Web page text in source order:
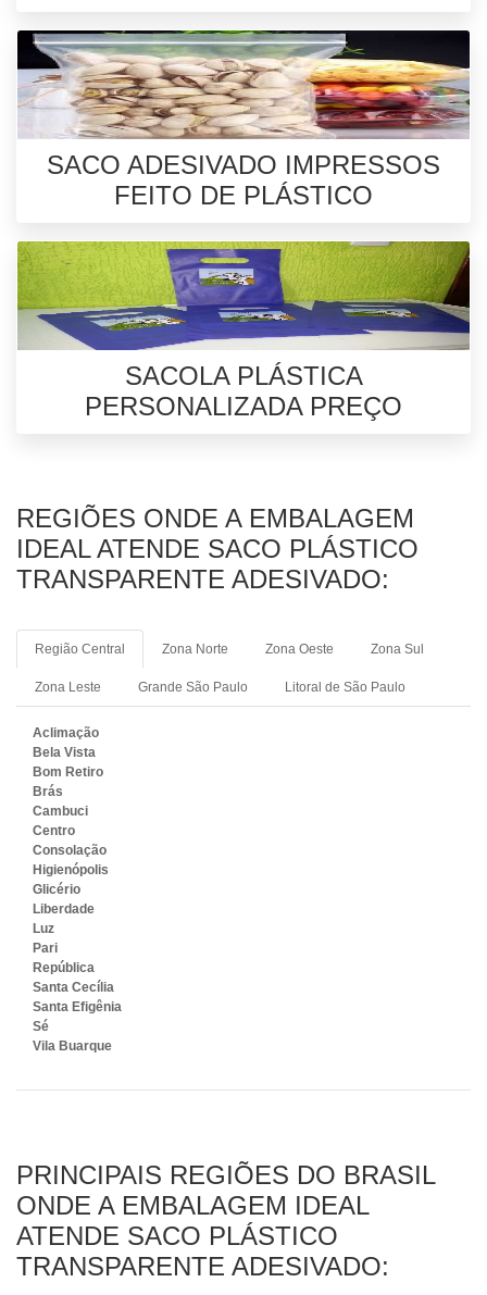
SACO ADESIVADO IMPRESSOS
FEITO DE PLÁSTICO
SACOLA PLÁSTICA
PERSONALIZADA PREÇO
REGIÕES ONDE A EMBALAGEM
IDEAL ATENDE SACO PLÁSTICO
TRANSPARENTE ADESIVADO:
Região Central Zona Norte Zona Oeste Zona Sul
Zona Leste Grande São Paulo Litoral de São Paulo
Aclimação
Bela Vista
Bom Retiro
Brás
Cambuci
Centro
Consolação
Higienópolis
Glicério
Liberdade
Luz
Pari
República
Santa Cecília
Santa Efigênia
Sé
Vila Buarque
PRINCIPAIS REGIÕES DO BRASIL
ONDE A EMBALAGEM IDEAL
ATENDE SACO PLÁSTICO
TRANSPARENTE ADESIVADO: